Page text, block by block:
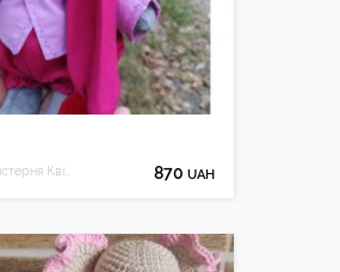
Творча майстерня Квітослави 870 UAH